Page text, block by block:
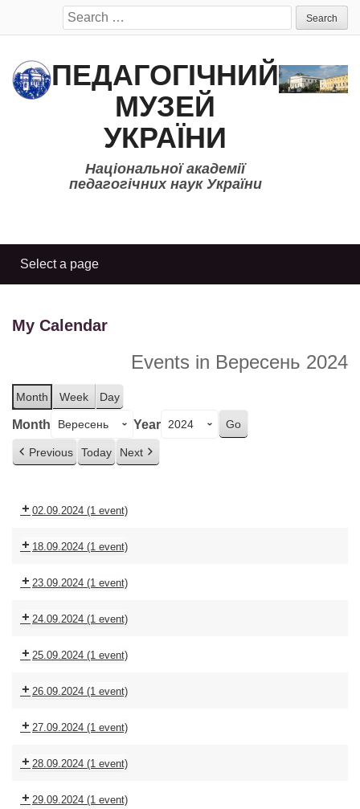
Search
for:
ПЕДАГОГІЧНИЙ
МУЗЕЙ
УКРАЇНИ
Національної академії
педагогічних наук України
My Calendar
Events in Вересень 2024
Month Week Day
Month Year
Previous Today Next
02.09.2024 (1 event)
18.09.2024 (1 event)
23.09.2024 (1 event)
24.09.2024 (1 event)
25.09.2024 (1 event)
26.09.2024 (1 event)
27.09.2024 (1 event)
28.09.2024 (1 event)
29.09.2024 (1 event)